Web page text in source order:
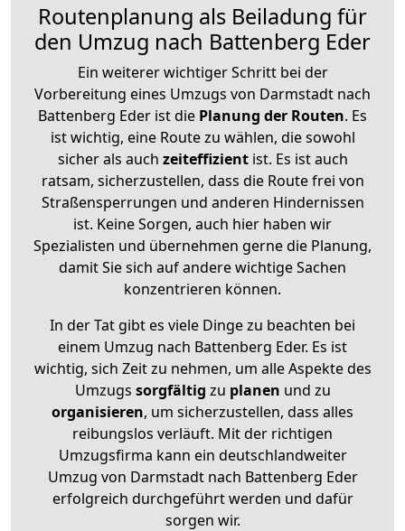
Routenplanung als Beiladung für
den Umzug nach Battenberg Eder
Ein weiterer wichtiger Schritt bei der
Vorbereitung eines Umzugs von Darmstadt nach
Battenberg Eder ist die Planung der Routen. Es
ist wichtig, eine Route zu wählen, die sowohl
sicher als auch zeiteffizientist. Es ist auch
ratsam, sicherzustellen, dass die Route frei von
Straßensperrungen und anderen Hindernissen
ist. Keine Sorgen, auch hier haben wir
Spezialisten und übernehmen gerne die Planung,
damit Sie sich auf andere wichtige Sachen
konzentrieren können.
In der Tat gibt es viele Dinge zu beachten bei
einem Umzug nach Battenberg Eder. Es ist
wichtig, sich Zeit zu nehmen, um alle Aspekte des
Umzugs sorgfältig zu planen und zu
organisieren, um sicherzustellen, dass alles
reibungslos verläuft. Mit der richtigen
Umzugsfirma kann ein deutschlandweiter
Umzug von Darmstadt nach Battenberg Eder
erfolgreich durchgeführt werden und dafür
sorgen wir.